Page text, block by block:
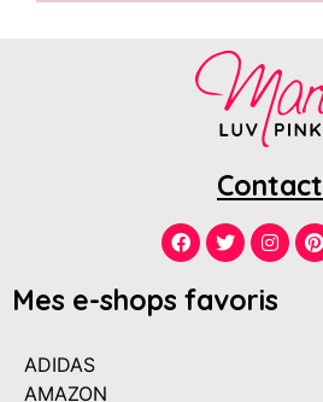
Contact
Mes e-shops favoris
ADIDAS
AMAZON